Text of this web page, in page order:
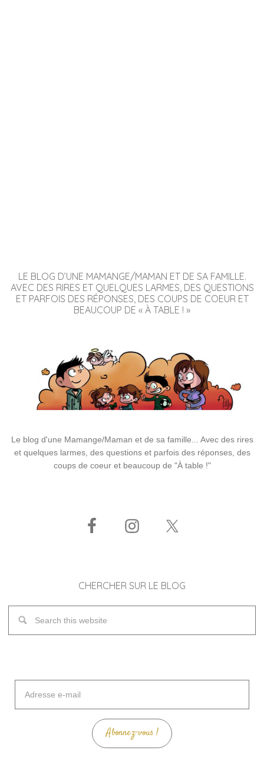
LE BLOG D’UNE MAMANGE/MAMAN ET DE SA FAMILLE.
AVEC DES RIRES ET QUELQUES LARMES, DES QUESTIONS
ET PARFOIS DES RÉPONSES, DES COUPS DE COEUR ET
BEAUCOUP DE « À TABLE ! »
Le blog d'une Mamange/Maman et de sa famille... Avec des rires
et quelques larmes, des questions et parfois des réponses, des
coups de coeur et beaucoup de "À table !"
CHERCHER SUR LE BLOG
mail
Abonnez-vous !